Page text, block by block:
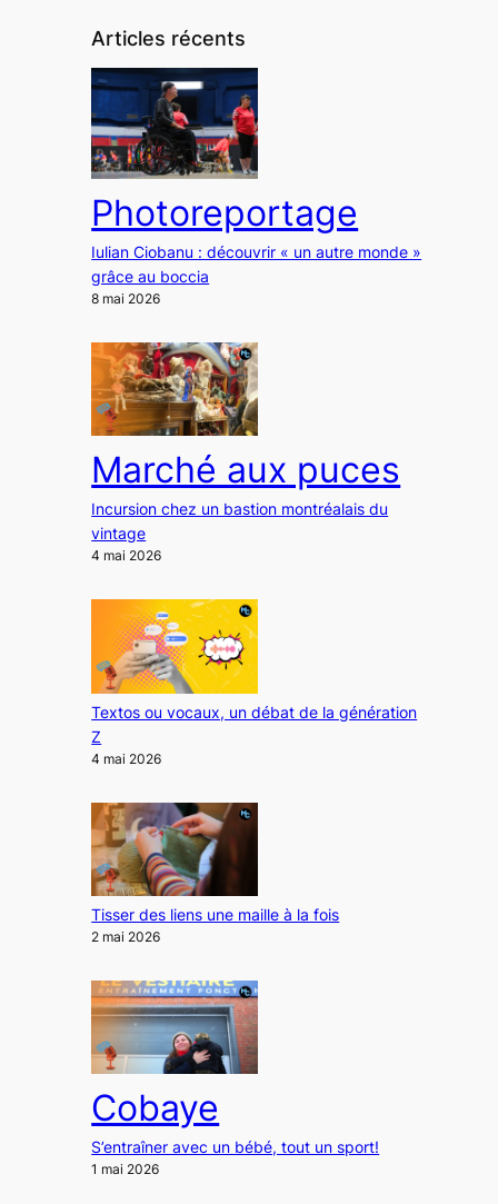
Articles récents
Photoreportage
Iulian Ciobanu : découvrir « un autre monde »
grâce au boccia
8 mai 2026
Marché aux puces
Incursion chez un bastion montréalais du
vintage
4 mai 2026
Textos ou vocaux, un débat de la génération
Z
4 mai 2026
Tisser des liens une maille à la fois
2 mai 2026
Cobaye
S’entraîner avec un bébé, tout un sport!
1 mai 2026